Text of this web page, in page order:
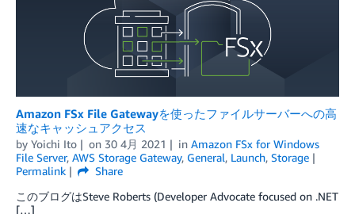
Amazon FSx File Gatewayを使ったファイルサーバーへの高
速なキャッシュアクセス
by Yoichi Ito on 30 4月 2021 in Amazon FSx for Windows
File Server, AWS Storage Gateway, General, Launch, Storage
Permalink
Share
このブログはSteve Roberts (Developer Advocate focused on .NET
[…]